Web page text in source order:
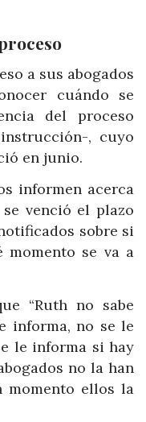
a sus abogados
cuándo se
del proceso
, cuyo
en junio.
informen acerca
venció el plazo
sobre si
se va a
“Ruth no sabe
informa, no se le
le informa si hay
no la han
momento ellos la